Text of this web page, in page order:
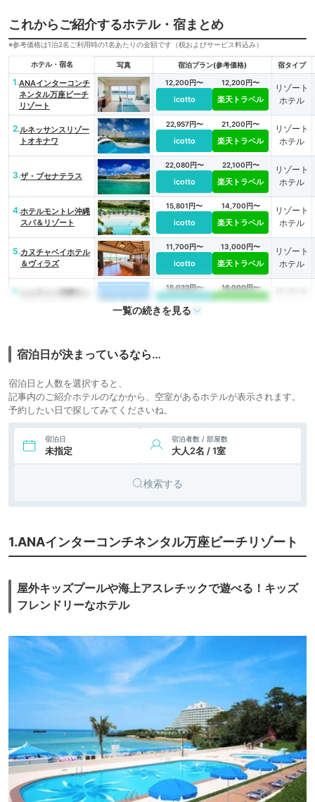
これからご紹介するホテル・宿まとめ
※参考価格は1泊2名ご利用時の1名あたりの金額です（税およびサービス料込み）
ホテル・宿名 写真 宿泊プラン(参考価格) 宿タイプ
1.ANAインターコンチ
ネンタル万座ビーチ
リゾート
12,200円〜
icotto
12,200円〜
楽天トラベル
リゾート
ホテル
2.ルネッサンスリゾー
トオキナワ
22,957円〜
icotto
21,200円〜
楽天トラベル
リゾート
ホテル
3.ザ・ブセナテラス
22,080円〜
icotto
22,100円〜
楽天トラベル
リゾート
ホテル
4.ホテルモントレ沖縄
スパ＆リゾート
15,801円〜
icotto
14,700円〜
楽天トラベル
リゾート
ホテル
5.カヌチャベイホテル
＆ヴィラズ
11,700円〜
icotto
13,000円〜
楽天トラベル
リゾート
ホテル
6.
シェラトン沖縄サン
15,022円〜
icotto
16,000円〜
楽天トラベル
リゾート
ホテル谷茶ベイ
9.ハレクラニ沖縄
icotto 楽天トラベル
ホテル
10.ホテルマハイナ ウ
ェルネスリゾート
8,500円〜
icotto 楽天トラベル
ホテル
オクマ プライベー
トビーチ＆リゾー
ト
12,382円〜
icotto 楽天トラベル
リゾート
ホテル
13.ヒルトン沖縄北谷
リゾート
icotto 楽天トラベル
リゾート
ホテル
一覧の続きを見る
宿泊日が決まっているなら…
宿泊日と人数を選択すると、
記事内のご紹介ホテルのなかから、空室があるホテルが表示されます。
予約したい日で探してみてくださいね。
宿泊日
未指定
宿泊者数 / 部屋数
大人2名 / 1室
検索する
1.ANAインターコンチネンタル万座ビーチリゾート
屋外キッズプールや海上アスレチックで遊べる！キッズ
フレンドリーなホテル